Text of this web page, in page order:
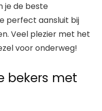
je de beste
perfect aansluit bij
Veel plezier met het
voor onderweg!
bekers met